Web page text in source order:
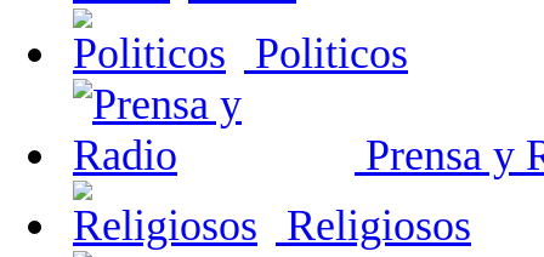
Politicos
Prensa y
Religiosos